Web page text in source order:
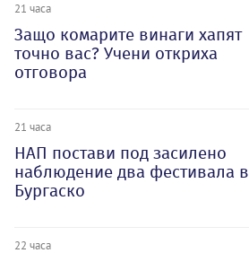
21 часа
Защо комарите винаги хапят
точно вас? Учени откриха
отговора
21 часа
НАП постави под засилено
наблюдение два фестивала в
Бургаско
22 часа